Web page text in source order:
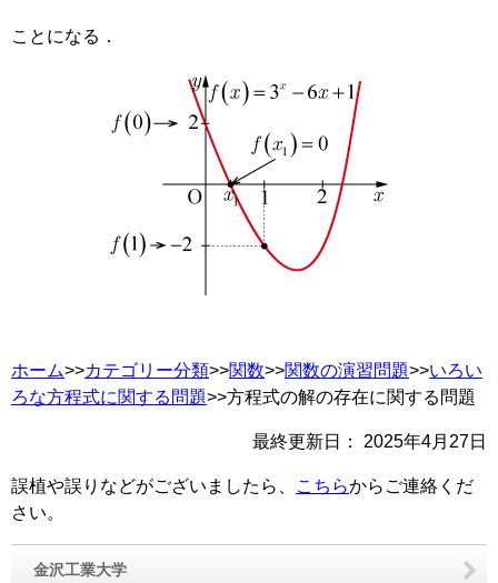
ことになる．
ホーム>>カテゴリー分類>>関数>>関数の演習問題>>いろい
ろな方程式に関する問題>>方程式の解の存在に関する問題
最終更新日： 2025年4月27日
誤植や誤りなどがございましたら、 こちらからご連絡くだ
さい。
金沢工業大学